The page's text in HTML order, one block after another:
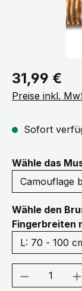
Regulärer Preis:
31,99 €
Preise inkl.
Sofort
Wähle das
Wähle den
Fingerbreiten
Produkt